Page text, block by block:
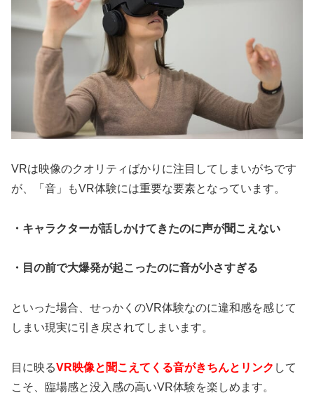
VRは映像のクオリティばかりに注目してしまいがちです
が、「音」もVR体験には重要な要素となっています。
・キャラクターが話しかけてきたのに声が聞こえない
・目の前で大爆発が起こったのに音が小さすぎる
といった場合、せっかくのVR体験なのに違和感を感じて
しまい現実に引き戻されてしまいます。
目に映るVR映像と聞こえてくる音がきちんとリンク して
こそ、臨場感と没入感の高いVR体験を楽しめます。